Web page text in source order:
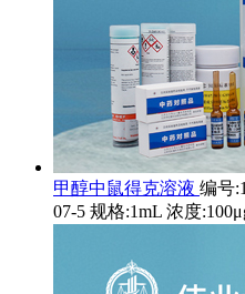
甲醇中鼠得克溶液 编号
07-5 规格:1mL 浓度